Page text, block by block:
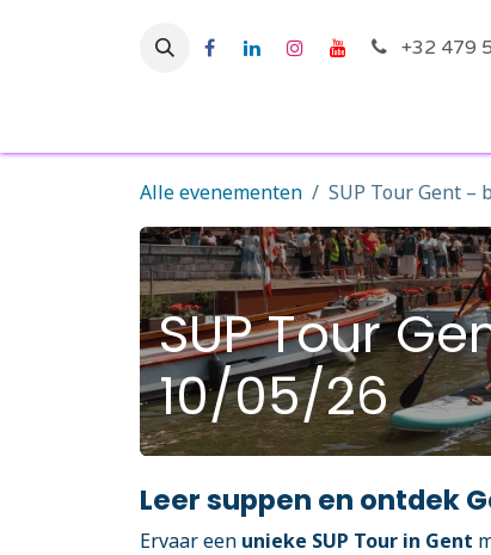
+32 479
Alle evenementen SUP Tour Gent –
SUP Tour
10/05/26
Leer suppen en ontdek
Ervaar een unieke SUP Tour in Gent